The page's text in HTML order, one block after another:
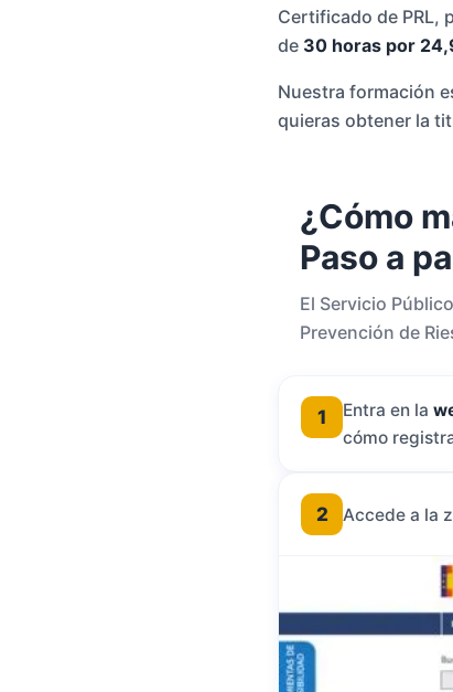
Certificado de PRL,
de 30 horas por
Nuestra formación
quieras obtener la
¿Cómo
Paso a
El Servicio
Prevención de
1 Entra en la
cómo
2 Accede a la